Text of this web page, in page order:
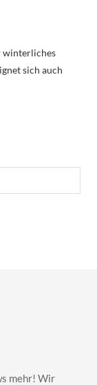
winterliches
sich auch
mehr! Wir